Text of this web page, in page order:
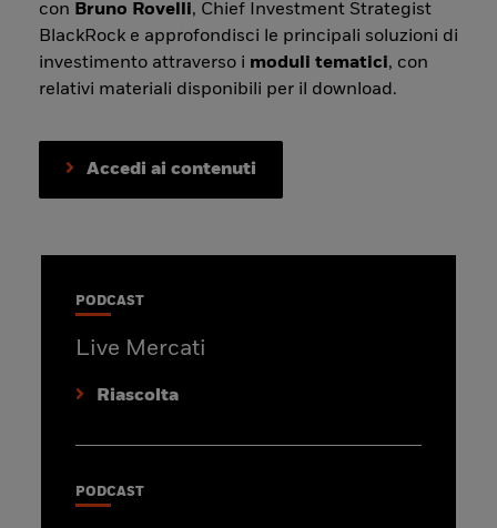
con Bruno Rovelli, Chief Investment Strategist
BlackRock e approfondisci le principali soluzioni di
investimento attraverso i moduli tematici, con
relativi materiali disponibili per il download.
Accedi ai contenuti
PODCAST
Live Mercati
Riascolta
PODCAST